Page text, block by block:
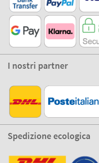
I nostri partner
Spedizione ecologica